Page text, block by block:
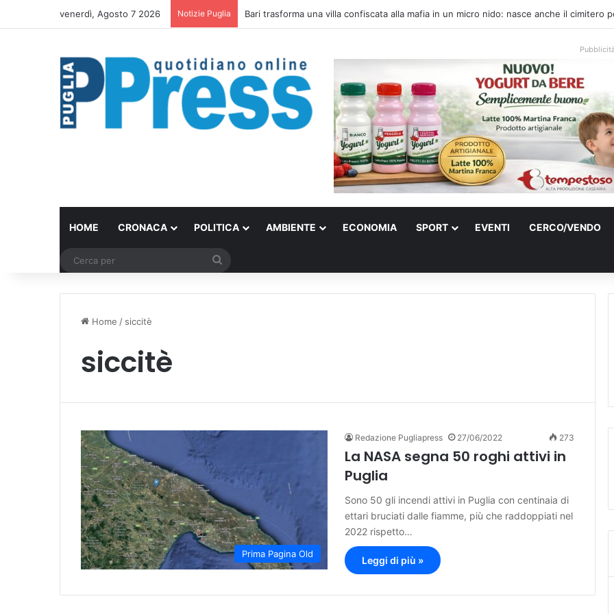
venerdì, Agosto 7 2026 Notizie Puglia Rubano strumenti e farmaci ai medici dei migranti a Bari: ferme le visite a Nardò
HOME CRONACA POLITICA AMBIENTE ECONOMIA SPORT EVENTI CERCO/VENDO
Home / siccitè
siccitè
Prima Pagina Old
Redazione Pugliapress 27/06/2022 273
La NASA segna 50 roghi attivi in
Puglia
Sono 50 gli incendi attivi in Puglia con centinaia di
ettari bruciati dalle fiamme, più che raddoppiati nel
2022 rispetto…
Leggi di più »